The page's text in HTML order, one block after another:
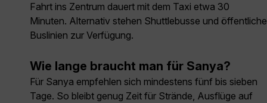
Fahrt ins Zentrum dauert mit dem Taxi etwa 30
Minuten. Alternativ stehen Shuttlebusse und öffentliche
Buslinien zur Verfügung.
Wie lange braucht man für Sanya?
Für Sanya empfehlen sich mindestens fünf bis sieben
Tage. So bleibt genug Zeit für Strände, Ausflüge auf